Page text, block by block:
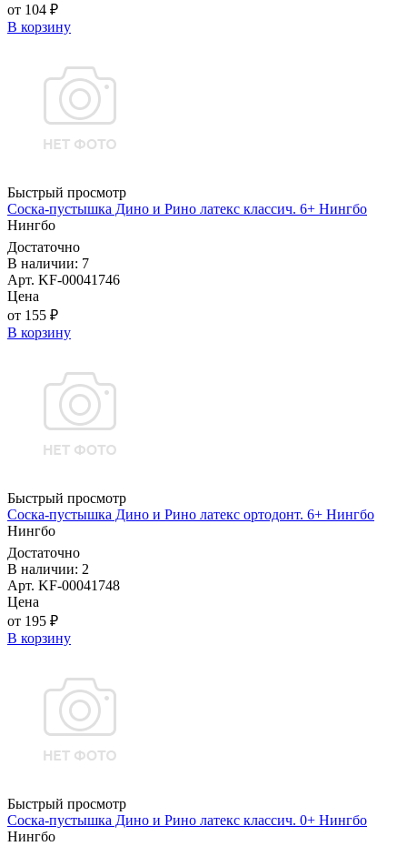
от 104 ₽
В корзину
Быстрый просмотр
Соска-пустышка Дино и Рино латекс классич. 6+ Нингбо
Нингбо
Достаточно
В наличии: 7
Арт. KF-00041746
Цена
от 155 ₽
В корзину
Быстрый просмотр
Соска-пустышка Дино и Рино латекс ортодонт. 6+ Нингбо
Нингбо
Достаточно
В наличии: 2
Арт. KF-00041748
Цена
от 195 ₽
В корзину
Быстрый просмотр
Соска-пустышка Дино и Рино латекс классич. 0+ Нингбо
Нингбо